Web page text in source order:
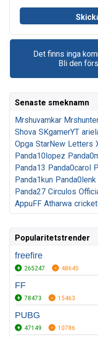
Det finns inga
Bli den
Senaste smeknamn
Mrshuvamkar
Shova SKgamerYT
Opga StarNew Letters
Panda10lopez
Panda13 Panda0carol
Panda1kun Panda0lenk
Panda27 Circulos
AppuFF Atharwa
Popularitetstrender
freefire
265247 48645
FF
78473 15463
PUBG
47149 10786